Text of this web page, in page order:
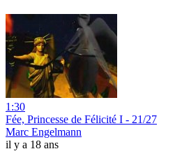
1:30
Fée, Princesse de Félicité I - 21/27
Marc Engelmann
il y a 18 ans